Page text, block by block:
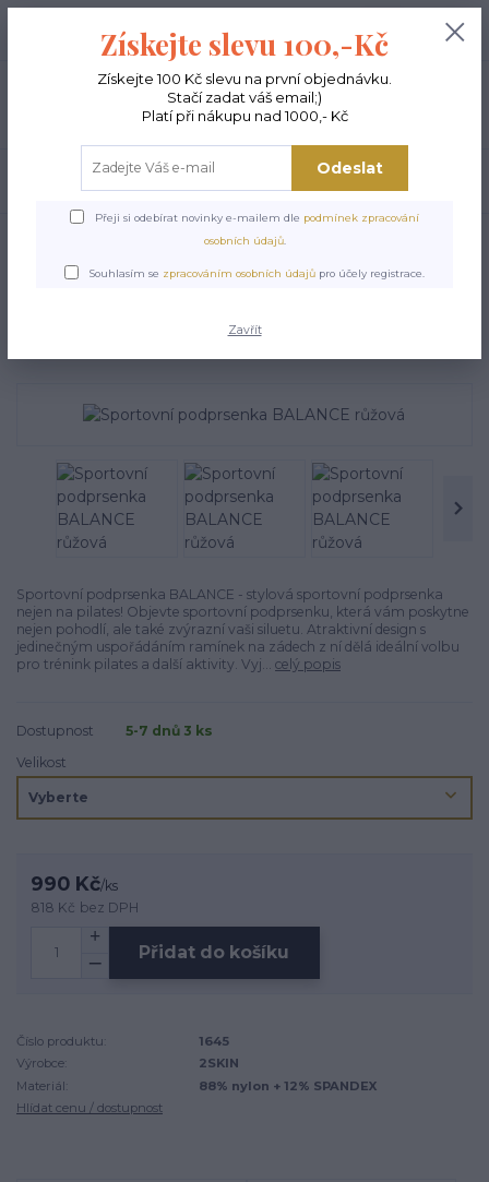
Po - Pá 9-15:00 0,00 Kč
SPORTOVNÍ PODPRSENKY Sportovní podprsenka BALANCE růžová
Sportovní podprsenka
BALANCE růžová
Sportovní podprsenka BALANCE - stylová sportovní podprsenka
nejen na pilates! Objevte sportovní podprsenku, která vám poskytne
nejen pohodlí, ale také zvýrazní vaši siluetu. Atraktivní design s
jedinečným uspořádáním ramínek na zádech z ní dělá ideální volbu
pro trénink pilates a další aktivity. Vyj... celý popis
Dostupnost
5-7 dnů 3 ks
Velikost
990 Kč/ks
818 Kč bez DPH
Přidat do košíku
Číslo produktu:
1645
Výrobce:
2SKIN
Materiál:
88% nylon + 12% SPANDEX
Hlídat cenu / dostupnost
Získejte slevu 100,-Kč
Získejte 100 Kč slevu na první objednávku.
Stačí zadat váš email;)
Platí při nákupu nad 1000,- Kč
Odeslat
Přeji si odebírat novinky e-mailem dle podmínek zpracování
osobních údajů.
Souhlasím se zpracováním osobních údajů pro účely registrace.
Zavřít